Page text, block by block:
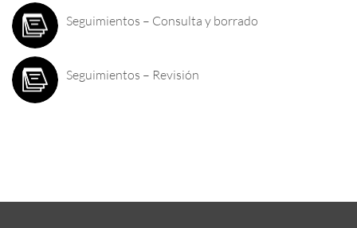
Seguimientos – Consulta y borrado
Seguimientos – Revisión